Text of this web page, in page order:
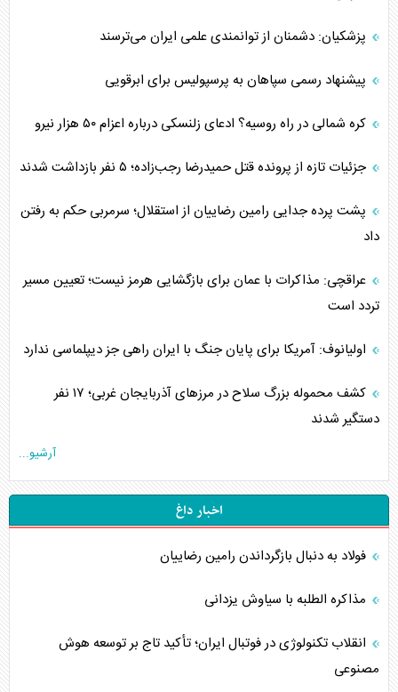
پزشکیان: دشمنان از توانمندی علمی ایران می‌ترسند
پیشنهاد رسمی سپاهان به پرسپولیس برای ابرقویی
کره شمالی در راه روسیه؟ ادعای زلنسکی درباره اعزام ۵۰ هزار نیرو
جزئیات تازه از پرونده قتل حمیدرضا رجب‌زاده؛ ۵ نفر بازداشت شدند
پشت پرده جدایی رامین رضاییان از استقلال؛ سرمربی حکم به رفتن
داد
عراقچی: مذاکرات با عمان برای بازگشایی هرمز نیست؛ تعیین مسیر
تردد است
اولیانوف: آمریکا برای پایان جنگ با ایران راهی جز دیپلماسی ندارد
کشف محموله بزرگ سلاح در مرزهای آذربایجان غربی؛ ۱۷ نفر
دستگیر شدند
آرشیو...
اخبار داغ
فولاد به دنبال بازگرداندن رامین رضاییان
مذاکره الطلبه با سیاوش یزدانی
انقلاب تکنولوژی در فوتبال ایران؛ تأکید تاج بر توسعه هوش
مصنوعی